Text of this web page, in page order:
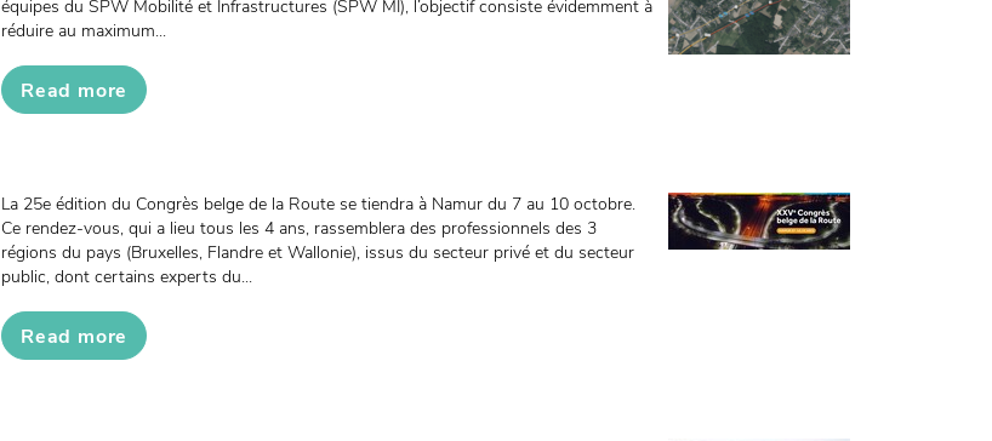
équipes du SPW Mobilité et Infrastructures (SPW MI), l’objectif consiste évidemment à
réduire au maximum...
Read more
La 25e édition du Congrès belge de la Route se tiendra à Namur du 7 au 10 octobre.
Ce rendez-vous, qui a lieu tous les 4 ans, rassemblera des professionnels des 3
régions du pays (Bruxelles, Flandre et Wallonie), issus du secteur privé et du secteur
public, dont certains experts du...
Read more